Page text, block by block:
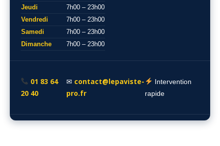
Jeudi
7h00 – 23h00
Vendredi
7h00 – 23h00
Samedi
7h00 – 23h00
Dimanche
7h00 – 23h00
01 83 64
20 40
✉ contact@lepaviste-
pro.fr
Intervention
rapide